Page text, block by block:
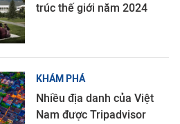
trúc thế giới năm 2024
KHÁM PHÁ
Nhiều địa danh của Việt
Nam được Tripadvisor